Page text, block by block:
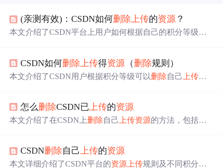
(亲测有效)：CSDN如何删除上传的资源 ？
本文介绍了CSDN平台上用户如何根据自己的积分等级删
理员帮助的途径。
CSDN如何删除 上传得资源 （删除规则）
本文介绍了CSDN用户根据积分等级可以删除自己 上传资
需在论坛发帖请求管理员协助。
怎么删除CSDN已 上传的资源
本文介绍了在CSDN上删除自己 上传资源的方法，包括直
CSDN删除自己上传的资源
本文详细介绍了CSDN平台的资源 上传规则及不同积分等